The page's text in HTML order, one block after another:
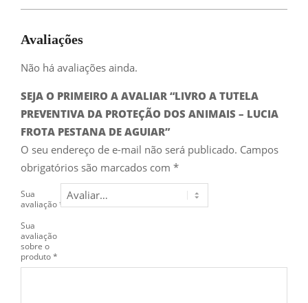
Avaliações
Não há avaliações ainda.
SEJA O PRIMEIRO A AVALIAR “LIVRO A TUTELA
PREVENTIVA DA PROTEÇÃO DOS ANIMAIS – LUCIA
FROTA PESTANA DE AGUIAR”
O seu endereço de e-mail não será publicado. Campos
obrigatórios são marcados com *
Sua
avaliação*
Sua
avaliação
sobre o
produto*